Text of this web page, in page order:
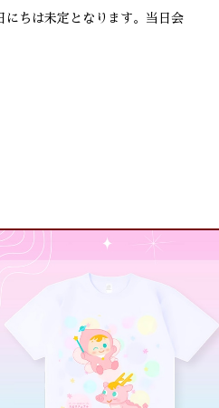
ちは未定となります。当日会